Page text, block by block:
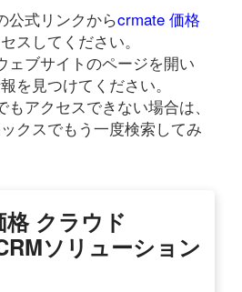
公式リンクからcrmate 価格
スしてください。
ェブサイトのページを開い
を見つけてください。
もアクセスできない場合は、
クスでもう一度検索してみ
クラウド
ソリューション